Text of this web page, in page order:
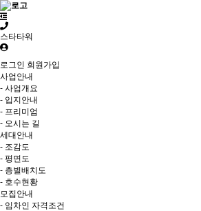
스타타워
로그인 회원가입
사업안내
- 사업개요
- 입지안내
- 프리미엄
- 오시는 길
세대안내
- 조감도
- 평면도
- 층별배치도
- 호수현황
모집안내
- 임차인 자격조건